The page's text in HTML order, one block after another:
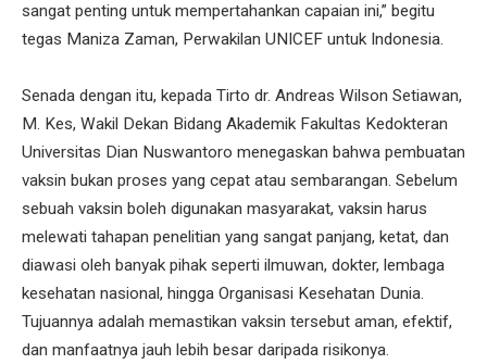
sangat penting untuk mempertahankan capaian ini,” begitu
tegas Maniza Zaman, Perwakilan UNICEF untuk Indonesia.
Senada dengan itu, kepada Tirto dr. Andreas Wilson Setiawan,
M. Kes, Wakil Dekan Bidang Akademik Fakultas Kedokteran
Universitas Dian Nuswantoro menegaskan bahwa pembuatan
vaksin bukan proses yang cepat atau sembarangan. Sebelum
sebuah vaksin boleh digunakan masyarakat, vaksin harus
melewati tahapan penelitian yang sangat panjang, ketat, dan
diawasi oleh banyak pihak seperti ilmuwan, dokter, lembaga
kesehatan nasional, hingga Organisasi Kesehatan Dunia.
Tujuannya adalah memastikan vaksin tersebut aman, efektif,
dan manfaatnya jauh lebih besar daripada risikonya.